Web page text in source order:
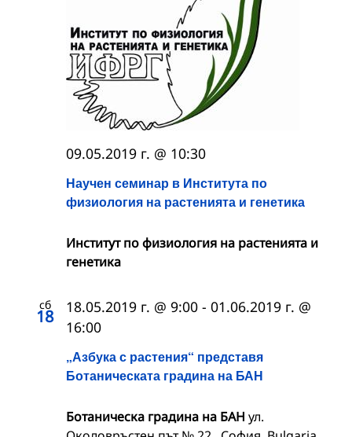
Научен семинар в Института по
физиология на растенията и генетика
09.05.2019 г. @ 10:30
Институт по физиология на растенията и
генетика
сб
18
„Азбука с растения“ представя
Ботаническата градина на БАН
18.05.2019 г. @ 9:00 - 01.06.2019 г. @
16:00
Ботаническа градина на БАН ул.